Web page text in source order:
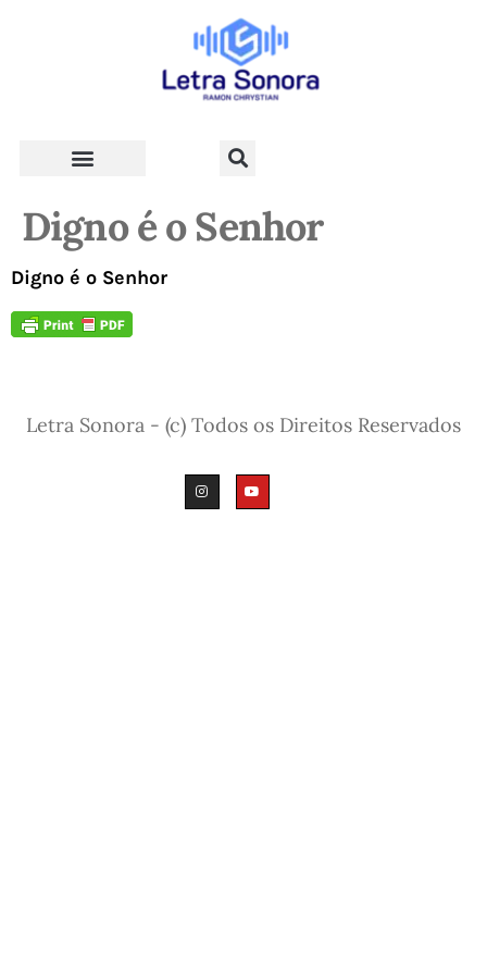
Digno é o Senhor
Digno é o Senhor
Letra Sonora - (c) Todos os Direitos Reservados